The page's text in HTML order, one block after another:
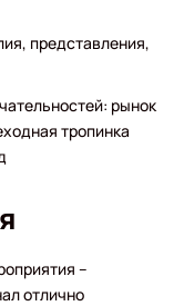
представления,
рынок
тропинка
–
отлично